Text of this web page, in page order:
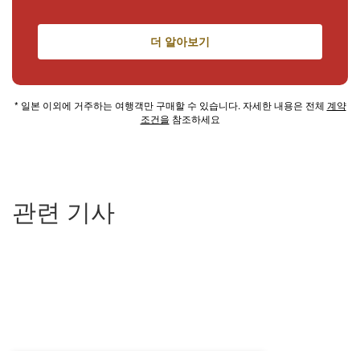
관련 기사
더 알아보기
* 일본 이외에 거주하는 여행객만 구매할 수 있습니다. 자세한 내용은 전체 계약
조건을 참조하세요